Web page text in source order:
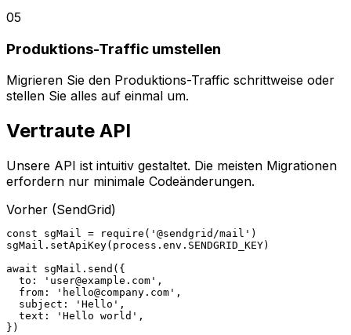
05
Produktions-Traffic umstellen
Migrieren Sie den Produktions-Traffic schrittweise oder
stellen Sie alles auf einmal um.
Vertraute API
Unsere API ist intuitiv gestaltet. Die meisten Migrationen
erfordern nur minimale Codeänderungen.
Vorher (SendGrid)
const sgMail = require('@sendgrid/mail')
sgMail.setApiKey(process.env.SENDGRID_KEY)
await sgMail.send({
  to: '
user@example.com ',
  from: '
hello@company.com ',
  subject: 'Hello',
  text: 'Hello world',
})